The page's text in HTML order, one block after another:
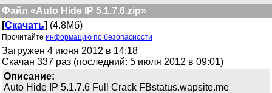
Файл «Auto Hide IP 5.1.7.6.zip»
[Скачать] (4.8Мб)
Прочитайте информацию по безопасности
Загружен 4 июня 2012 в 14:18
Скачан 337 раз (последний: 5 июля 2012 в 09:01)
Описание:
Auto Hide IP 5.1.7.6 Full Crack FBstatus.wapsite.me